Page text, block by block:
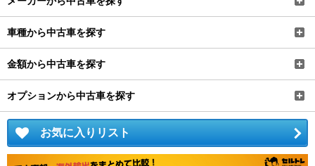
車種から中古車を探す
金額から中古車を探す
オプションから中古車を探す
お気に入りリスト